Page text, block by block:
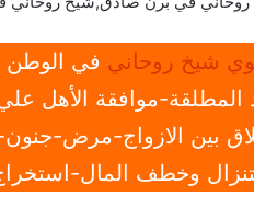
شيخ روحاني في الوطن
المطلقة-موافقة الأهل
بين الازواج-مرض-
وخطف المال-استخراج